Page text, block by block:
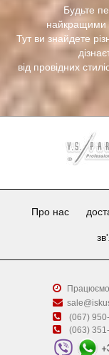
Будьте
найкращими
Тут ви знайдете
від провідних
Про нас
(067)
(063)